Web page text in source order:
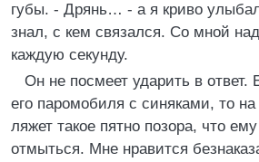
губы. - Дрянь… - а я криво
знал, с кем связался. Со мной
каждую секунду.
Он не посмеет ударить в ответ.
его паромобиля с синяками, то
ляжет такое пятно позора, что
отмыться. Мне нравится